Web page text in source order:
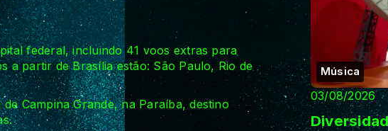
federal, incluindo 41 voos extras para
a partir de Brasília estão: São Paulo, Rio de
Campina Grande, na Paraíba, destino
Música
03/08/2026